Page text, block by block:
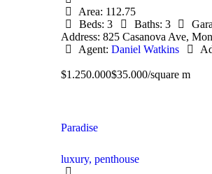
Area: 112.75
Beds: 3 Baths: 3
Address: 825 Casanova Ave,
Agent: Daniel Watkins
$1.250.000$35.000/square m
Paradise
luxury, penthouse